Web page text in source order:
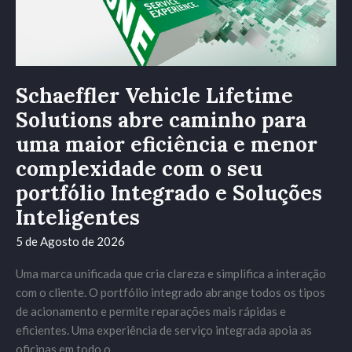
Schaeffler Vehicle Lifetime
Solutions abre caminho para
uma maior eficiência e menor
complexidade com o seu
portfólio Integrado e Soluções
Inteligentes
5 de Agosto de 2026
Uma marca unificada que cria clareza e simplifica a interação
com o cliente. O portfólio integrado abrange todos os tipos
de acionamento e permite reparações mais rápidas e
eficientes. Uma experiência de serviço integrada apoia as
oficinas em todo o
eficiência
menor
complexidade
com
seu
portfólio
Integrado
Soluções
Inteligentes